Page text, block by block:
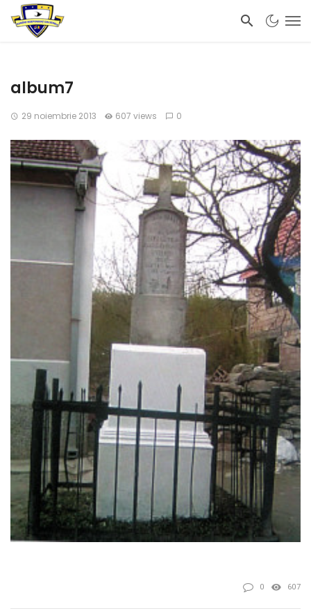
album7
29 noiembrie 2013 607 views 0
0 607